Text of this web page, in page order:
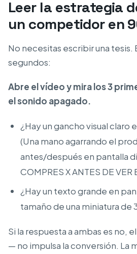
Leer la estrategia
un competidor en
No necesitas escribir una tesis.
segundos:
Abre el vídeo y mira los 3
el sonido apagado.
¿Hay un gancho visual claro
(Una mano agarrando el
antes/después en pantalla
COMPRES X ANTES DE VER
¿Hay un texto grande en
tamaño de una miniatura de
Si la respuesta a ambas es no,
— no impulsa la conversión. La